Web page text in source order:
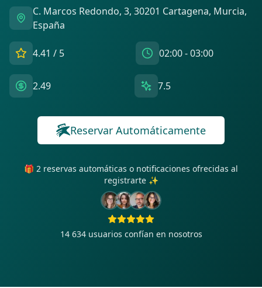
C. Marcos Redondo, 3, 30201 Cartagena, Murcia,
España
4.41 / 5 02:00 - 03:00
2.49 7.5
Reservar Automáticamente
🎁 2 reservas automáticas o notificaciones ofrecidas al
registrarte ✨
14 634 usuarios confían en nosotros